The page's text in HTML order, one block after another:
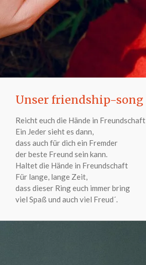
Unser friendship-song
Reicht euch die Hände in Freundschaft
Ein Jeder sieht es dann,
dass auch für dich ein Fremder
der beste Freund sein kann.
Haltet die Hände in Freundschaft
Für lange, lange Zeit,
dass dieser Ring euch immer bring
viel Spaß und auch viel Freud´.